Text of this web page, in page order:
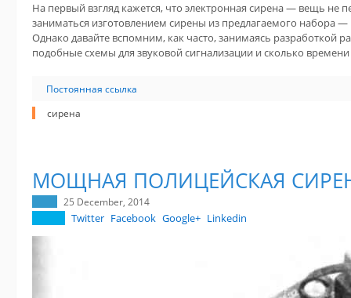
На первый взгляд кажется, что электронная сирена — вещь не
заниматься изготовлением сирены из предлагаемого набора —
Однако давайте вспомним, как часто, занимаясь разработкой
подобные схемы для звуковой сигнализации и сколько времени
Постоянная ссылка
сирена
МОЩНАЯ ПОЛИЦЕЙСКАЯ
25 December, 2014
Twitter Facebook Google+ Linkedin